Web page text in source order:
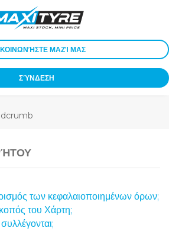
ΜΑΖΊ ΜΑΣ
ΣΎΝΔΕΣΗ
των κεφαλαιοποιημένων όρων;
του Χάρτη;